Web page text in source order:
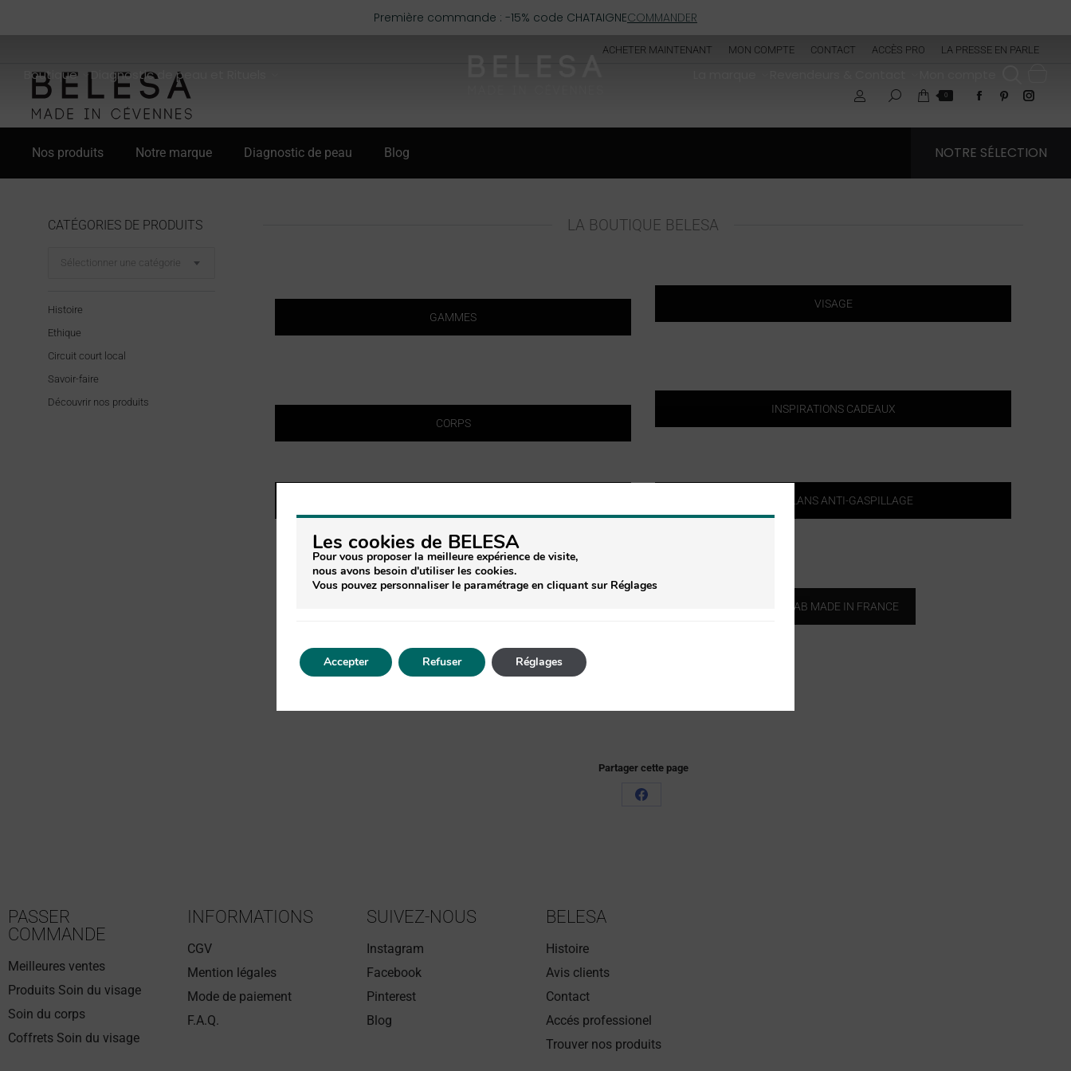
Première commande : -15% code CHATAIGNECOMMANDER
Boutique Diagnostic de peau et Rituels
ACHETER MAINTENANT MON COMPTE CONTACT ACCÈS PRO LA PRESSE EN PARLE
0
Nos produits Notre marque Diagnostic de peau Blog NOTRE SÉLECTION
LA BOUTIQUE BELESA
GAMMES
VISAGE
CORPS
INSPIRATIONS CADEAUX
BONS PLANS ANTI-GASPILLAGE
COLLAB MADE IN FRANCE
Partager cette page
CATÉGORIES DE PRODUITS
Sélectionner une catégorie
Histoire
Ethique
Circuit court local
Savoir-faire
Découvrir nos produits
PASSER
COMMANDE
Meilleures ventes
Produits Soin du visage
Soin du corps
Coffrets Soin du visage
INFORMATIONS
CGV
Mention légales
Mode de paiement
F.A.Q.
SUIVEZ-NOUS
Instagram
Facebook
Pinterest
Blog
BELESA
Histoire
Avis clients
Contact
Accés professionel
Trouver nos produits
Les cookies de BELESA
Pour vous proposer la meilleure expérience de visite,
nous avons besoin d'utiliser les cookies.
Vous pouvez personnaliser le paramétrage en cliquant sur Réglages
Accepter Refuser Réglages